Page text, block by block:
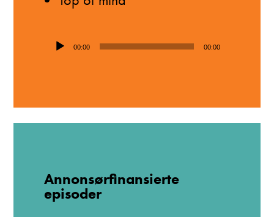
00:00 00:00
Annonsørfinansierte
episoder